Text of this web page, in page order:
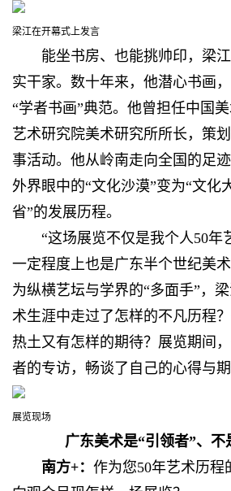
梁江在开幕式上发言
能坐书房、也能挑帅印，梁
实干家。数十年来，他潜心书画
“学者书画”典范。他曾担任中国
艺术研究院美术研究所所长，策
事活动。他从岭南走向全国的足
外界眼中的“文化沙漠”变为“文化
省”的发展历程。
“这场展览不仅是我个人50年
一定程度上也是广东半个世纪美
为纵横艺坛与学界的“多面手”，
术生涯中走过了怎样的不凡历程
热土又有怎样的期待？展览期间
者的专访，畅谈了自己的心得与期
展览现场
广东美术是“引领者”、不
南方+： 作为您50年艺术历程